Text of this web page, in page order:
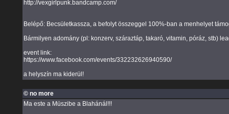
http://vexgirlpunk.bandcamp.com/
Belépő: Becsületkassza, a befolyt összeggel 100%-ban a menhelyet
Bármilyen adomány (pl: konzerv, száraztáp, takaró, vitamin, póráz, stb)
event link:
https://www.facebook.com/events/332232626940590/
a helyszín ma kiderül!
© no more
Ma este a Müszibe a Blahánál!!!